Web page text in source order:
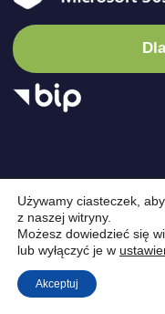
© Instytut
Geofizyki
/Instytut
Projekty/
design byVENTI
Używamy ciasteczek,
z naszej witryny.
Możesz dowiedzieć się
lub wyłączyć je w
Akceptuj